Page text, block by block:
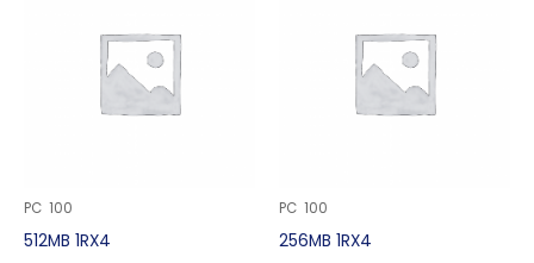
PC 100
512MB 1RX4
PC 100
256MB 1RX4